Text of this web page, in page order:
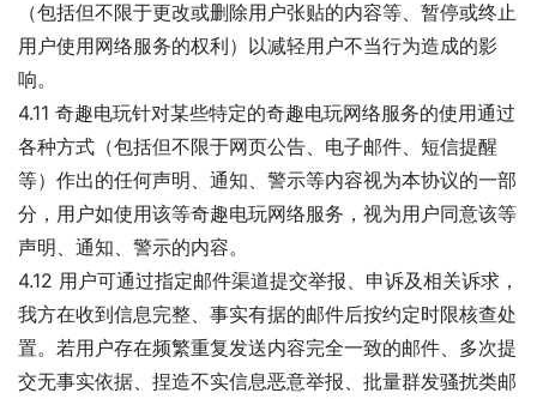
（包括但不限于更改或删除用户张贴的内容等、暂停或终止
用户使用网络服务的权利）以减轻用户不当行为造成的影
响。
4.11 奇趣电玩针对某些特定的奇趣电玩网络服务的使用通过
各种方式（包括但不限于网页公告、电子邮件、短信提醒
等）作出的任何声明、通知、警示等内容视为本协议的一部
分，用户如使用该等奇趣电玩网络服务，视为用户同意该等
声明、通知、警示的内容。
4.12 用户可通过指定邮件渠道提交举报、申诉及相关诉求，
我方在收到信息完整、事实有据的邮件后按约定时限核查处
置。若用户存在频繁重复发送内容完全一致的邮件、多次提
交无事实依据、捏造不实信息恶意举报、批量群发骚扰类邮